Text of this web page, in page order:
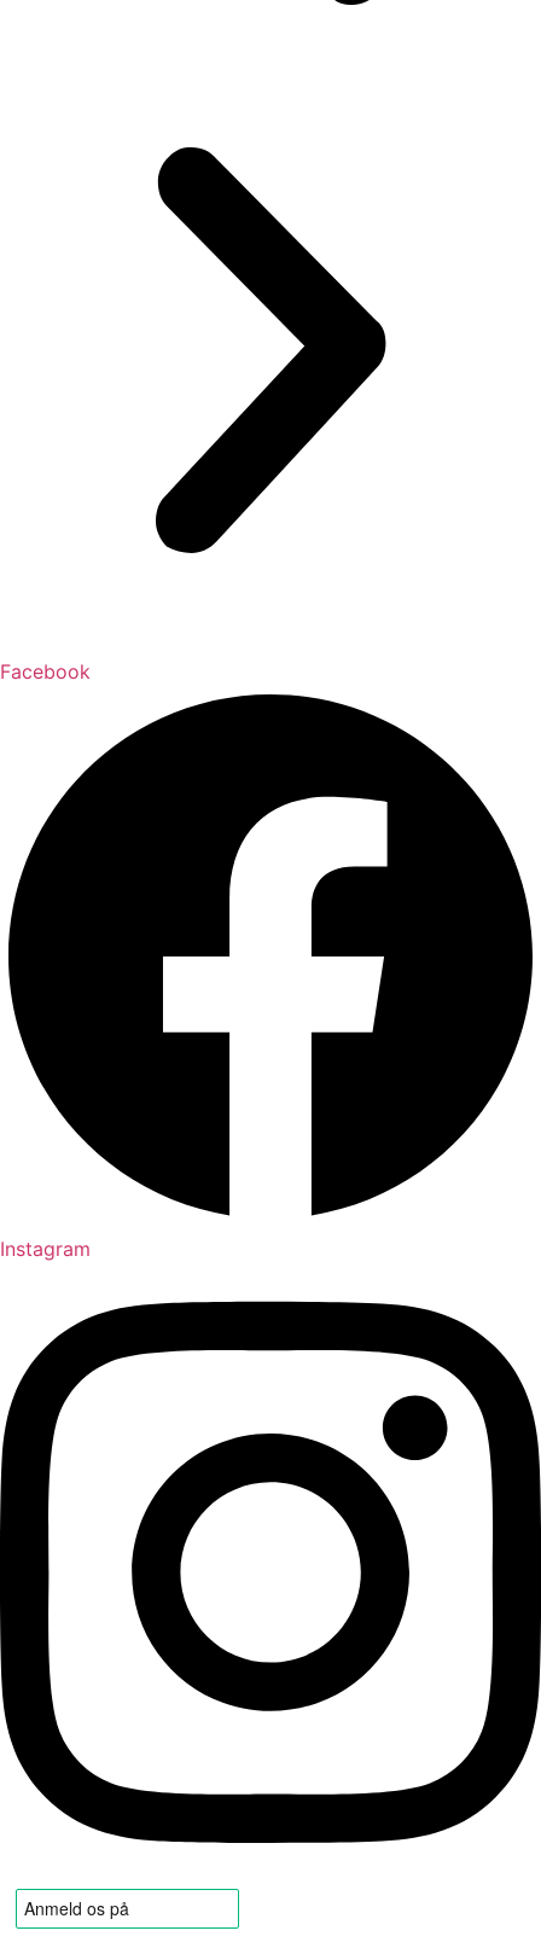
Facebook
Instagram